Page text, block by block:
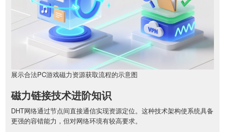
展示合法PC游戏磁力资源获取流程的示意图
磁力链接技术进阶知识
DHT网络通过节点间直接通信实现资源定位。这种技术架构使系统具备
更强的容错能力，但对网络环境有较高要求。